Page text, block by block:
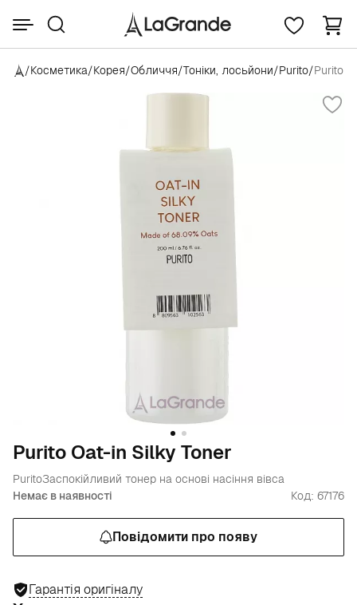
/Косметика/Корея/Обличчя/Тоніки, лосьйони/Purito/Purito
Purito Oat-in Silky Toner
PuritoЗаспокійливий тонер на основі насіння вівса
Немає в наявності
Код: 67176
Повідомити про появу
Гарантія оригіналу